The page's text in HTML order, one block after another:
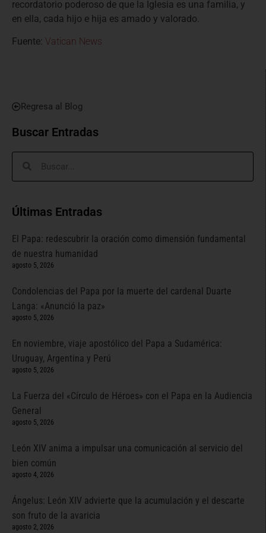
Regresa al Blog
Buscar Entradas
Últimas Entradas
El Papa: redescubrir la oración como dimensión fundamental
de nuestra humanidad
agosto 5, 2026
Condolencias del Papa por la muerte del cardenal Duarte
Langa: «Anunció la paz»
agosto 5, 2026
En noviembre, viaje apostólico del Papa a Sudamérica:
Uruguay, Argentina y Perú
agosto 5, 2026
La Fuerza del «Círculo de Héroes» con el Papa en la Audiencia
General
agosto 5, 2026
León XIV anima a impulsar una comunicación al servicio del
bien común
agosto 4, 2026
Ángelus: León XIV advierte que la acumulación y el descarte
son fruto de la avaricia
agosto 2, 2026
recordatorio poderoso de que la Iglesia es una familia, y
en ella, cada hijo e hija es amado y valorado.
Fuente: Vatican News